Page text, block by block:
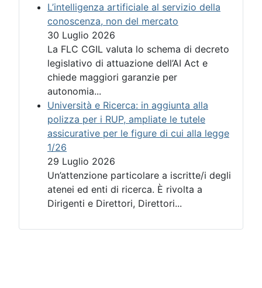
L’intelligenza artificiale al servizio della
conoscenza, non del mercato
30 Luglio 2026
La FLC CGIL valuta lo schema di decreto
legislativo di attuazione dell’AI Act e
chiede maggiori garanzie per
autonomia...
Università e Ricerca: in aggiunta alla
polizza per i RUP, ampliate le tutele
assicurative per le figure di cui alla legge
1/26
29 Luglio 2026
Un’attenzione particolare a iscritte/i degli
atenei ed enti di ricerca. È rivolta a
Dirigenti e Direttori, Direttori...